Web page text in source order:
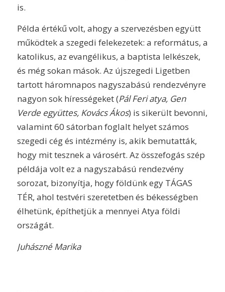
is.
Példa értékű volt, ahogy a szervezésben együtt
működtek a szegedi felekezetek: a református, a
katolikus, az evangélikus, a baptista lelkészek,
és még sokan mások. Az újszegedi Ligetben
tartott háromnapos nagyszabású rendezvényre
nagyon sok hírességeket (Pál Feri atya, Gen
Verde együttes, Kovács Ákos) is sikerült bevonni,
valamint 60 sátorban foglalt helyet számos
szegedi cég és intézmény is, akik bemutatták,
hogy mit tesznek a városért. Az összefogás szép
példája volt ez a nagyszabású rendezvény
sorozat, bizonyítja, hogy földünk egy TÁGAS
TÉR, ahol testvéri szeretetben és békességben
élhetünk, építhetjük a mennyei Atya földi
országát.
Juhászné Marika